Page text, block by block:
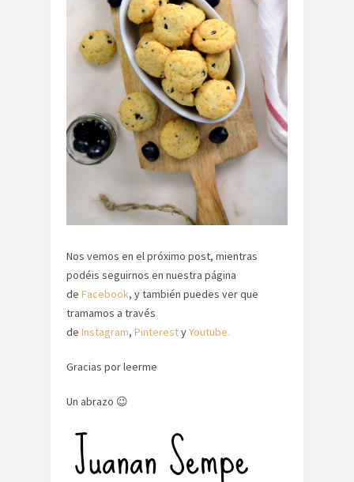
Nos vemos en el próximo post, mientras
podéis seguirnos en nuestra página
de Facebook, y también puedes ver que
tramamos a través
de Instagram, PinterestyYoutube.
Gracias por leerme
Un abrazo 😉